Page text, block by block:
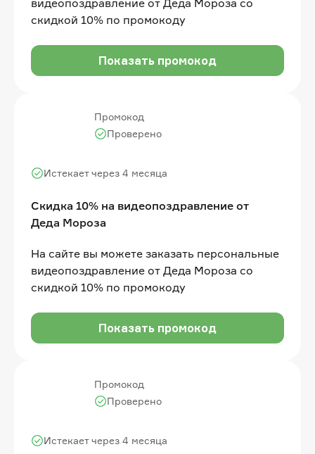
скидкой 10% по промокоду
Показать промокод
Промокод
Скидка 10% на видеопоздравление от
Деда Мороза
Истекает через 4 месяца
Проверено
На сайте вы можете заказать персональные
видеопоздравление от Деда Мороза со
скидкой 10% по промокоду
Показать промокод
Промокод
Истекает через 4 месяца
Проверено